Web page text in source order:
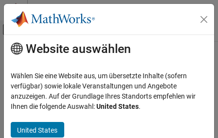
Weiter zum Inhalt
Umschaltung für Off-Canvas-
Startseite der Dokumentation
Hauptinhalt
How useful was this information?
Website auswählen
Wählen Sie eine Website aus, um übersetzte Inhalte (sofern
verfügbar) sowie lokale Veranstaltungen und Angebote
anzuzeigen. Auf der Grundlage Ihres Standorts empfehlen wir
Ihnen die folgende Auswahl:United States.
United States